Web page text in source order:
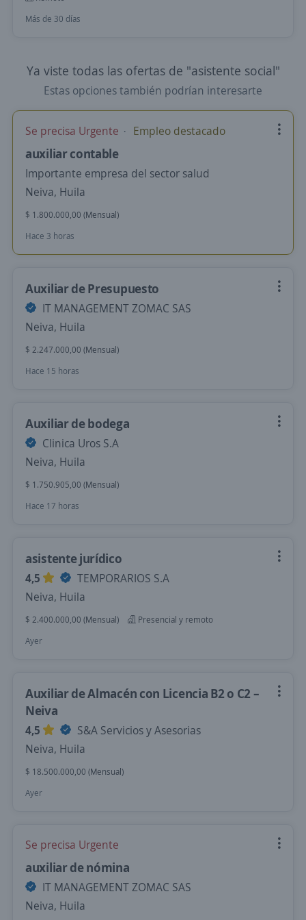
Más de 30 días
Ya viste todas las ofertas de "asistente social"
Estas opciones también podrían interesarte
Se precisa Urgente Empleo destacado
auxiliar contable
Importante empresa del sector salud
Neiva, Huila
$ 1.800.000,00 (Mensual)
Hace 3 horas
Auxiliar de Presupuesto
IT MANAGEMENT ZOMAC SAS
Neiva, Huila
$ 2.247.000,00 (Mensual)
Hace 15 horas
Auxiliar de bodega
Clinica Uros S.A
Neiva, Huila
$ 1.750.905,00 (Mensual)
Hace 17 horas
asistente jurídico
4,5
TEMPORARIOS S.A
Neiva, Huila
$ 2.400.000,00 (Mensual)
Presencial y remoto
Ayer
Auxiliar de Almacén con Licencia B2 o C2 –
Neiva
4,5
S&A Servicios y Asesorias
Neiva, Huila
$ 18.500.000,00 (Mensual)
Ayer
Se precisa Urgente
auxiliar de nómina
IT MANAGEMENT ZOMAC SAS
Neiva, Huila